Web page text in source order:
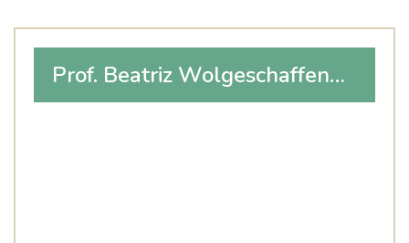
Prof. Beatriz Wolgeschaffen